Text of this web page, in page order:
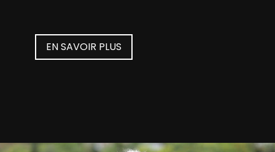
EN SAVOIR PLUS